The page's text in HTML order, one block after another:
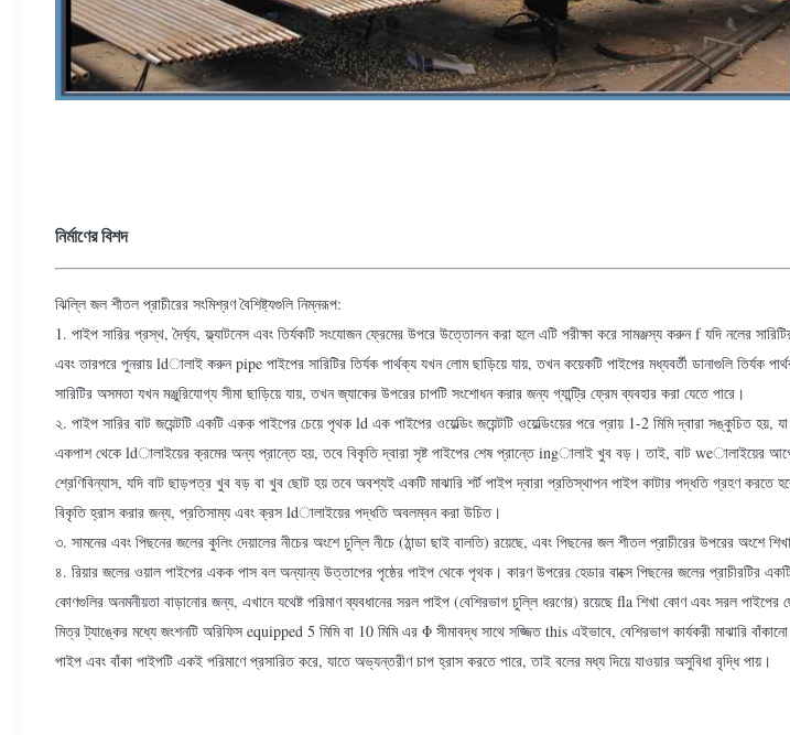
নির্মাণের বিশদ
ঝিল্লি জল শীতল প্রাচীরের সংমিশ্রণ বৈশিষ্ট্যগুলি নিম্নরূপ:
1. পাইপ সারির প্রস্থ, দৈর্ঘ্য, ফ্ল্যাটনেস এবং তির্যকটি সংযোজন ফ্রেমের উপরে উত্তোলন করা হলে এটি পরীক্ষা করে সামঞ্জস্য করুন f যদি নলের সারিটির
এবং তারপরে পুনরায় ldালাই করুন pipe পাইপের সারিটির তির্যক পার্থক্য যখন লোম ছাড়িয়ে যায়, তখন কয়েকটি পাইপের মধ্যবর্তী ডানাগুলি তির্যক
সারিটির অসমতা যখন মঞ্জুরিযোগ্য সীমা ছাড়িয়ে যায়, তখন জ্যাকের উপরের চাপটি সংশোধন করার জন্য গ্যান্ট্রি ফ্রেম ব্যবহার করা যেতে পারে।
২. পাইপ সারির বাট জয়েন্টটি একটি একক পাইপের চেয়ে পৃথক ld এক পাইপের ওয়েল্ডিং জয়েন্টটি ওয়েল্ডিংয়ের পরে প্রায় 1-2 মিমি দ্বারা সঙ্কুচিত
একপাশ থেকে ldালাইয়ের ক্রমের অন্য প্রান্তে হয়, তবে বিকৃতি দ্বারা সৃষ্ট পাইপের শেষ প্রান্তে ingালাই খুব বড়। তাই, বাট weালাইয়ের
শ্রেণিবিন্যাস, যদি বাট ছাড়পত্র খুব বড় বা খুব ছোট হয় তবে অবশ্যই একটি মাঝারি শর্ট পাইপ দ্বারা প্রতিস্থাপন পাইপ কাটার পদ্ধতি গ্রহণ
বিকৃতি হ্রাস করার জন্য, প্রতিসাম্য এবং ক্রস ldালাইয়ের পদ্ধতি অবলম্বন করা উচিত।
৩. সামনের এবং পিছনের জলের কুলিং দেয়ালের নীচের অংশে চুল্লি নীচে (ঠান্ডা ছাই বালতি) রয়েছে, এবং পিছনের জল শীতল প্রাচীরের উপরের
৪. রিয়ার জলের ওয়াল পাইপের একক পাস বল অন্যান্য উত্তাপের পৃষ্ঠের পাইপ থেকে পৃথক। কারণ উপরের হেডার বাক্সে পিছনের জলের প্রাচীরটির
কোণগুলির অনমনীয়তা বাড়ানোর জন্য, এখানে যথেষ্ট পরিমাণ ব্যবধানের সরল পাইপ (বেশিরভাগ চুল্লি ধরণের) রয়েছে fla শিখা কোণ এবং সরল
মিত্র ট্যাঙ্কের মধ্যে জংশনটি অরিফিস equipped 5 মিমি বা 10 মিমি এর Φ সীমাবদ্ধ সাথে সজ্জিত this এইভাবে, বেশিরভাগ কার্যকরী মাঝারি
পাইপ এবং বাঁকা পাইপটি একই পরিমাণে প্রসারিত করে, যাতে অভ্যন্তরীণ চাপ হ্রাস করতে পারে, তাই বলের মধ্য দিয়ে যাওয়ার অসুবিধা বৃদ্ধি পায়।